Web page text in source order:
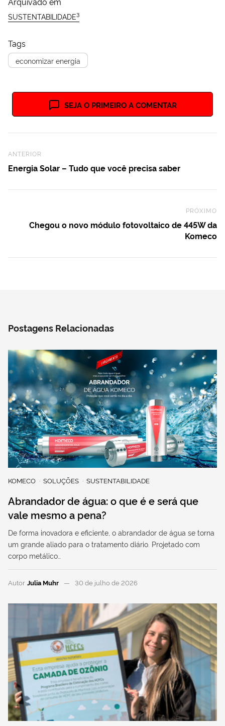
SUSTENTABILIDADE3
Tags
economizar energia
SEJA O PRIMEIRO A COMENTAR
Previous Post
ANTERIOR
Energia Solar – Tudo que você precisa saber
PRÓXIMO
Chegou o novo módulo fotovoltaico de 445W da
Komeco
Postagens Relacionadas
KOMECO SOLUÇÕES SUSTENTABILIDADE
Abrandador de água: o que é e será que
vale mesmo a pena?
De forma inovadora e eficiente, o abrandador de água se torna
um grande aliado para o tratamento diário. Projetado com
corpo metálico…
Autor Julia Muhr 30 de julho de 2026